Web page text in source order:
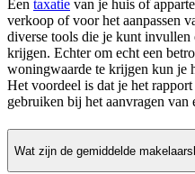
Een taxatie van je huis of
verkoop of voor het aanpassen
diverse tools die je kunt invullen
krijgen. Echter om echt een
woningwaarde te krijgen kun je
Het voordeel is dat je het
gebruiken bij het aanvragen van
Wat zijn de gemiddelde